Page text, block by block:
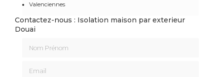
Valenciennes
Contactez-nous : Isolation maison par exterieur
Douai